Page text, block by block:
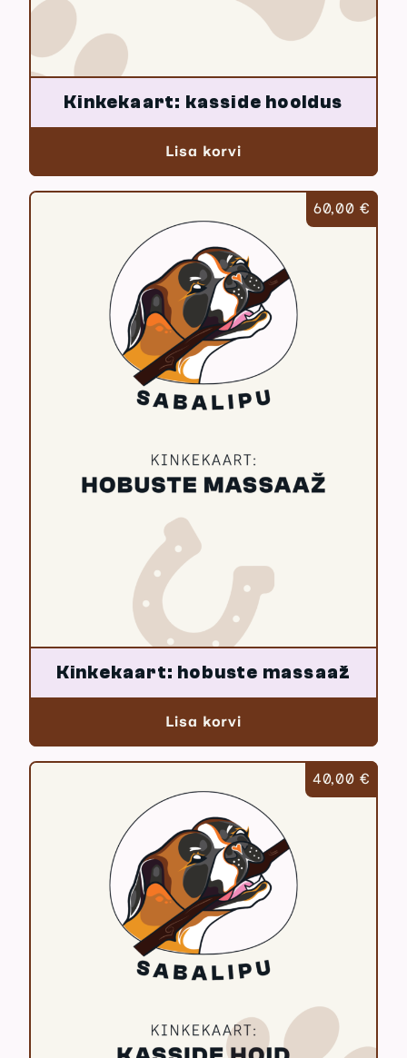
Kinkekaart: kasside hooldus
Lisa korvi
Kinkekaart: hobuste massaaž
Lisa korvi
60,00€
40,00€